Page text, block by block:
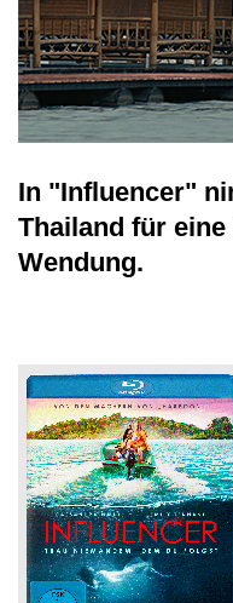
In "Influencer"
Thailand für
Wendung.